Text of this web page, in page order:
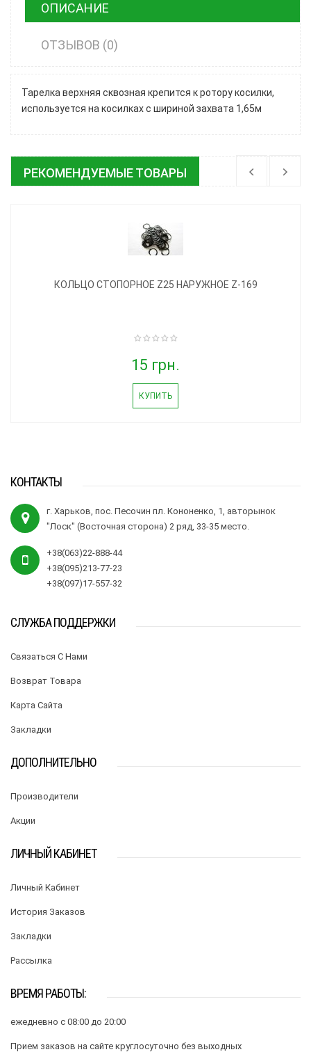
ОПИСАНИЕ
ОТЗЫВОВ (0)
Тарелка верхняя сквозная крепится к ротору косилки,
используется на косилках с шириной захвата 1,65м
РЕКОМЕНДУЕМЫЕ ТОВАРЫ
КОЛЬЦО СТОПОРНОЕ Z25 НАРУЖНОЕ Z-169
15 грн.
КУПИТЬ
КОНТАКТЫ
г. Харьков, пос. Песочин пл. Кононенко, 1, авторынок
"Лоск" (Восточная сторона) 2 ряд, 33-35 место.
+38(063)22-888-44
+38(095)213-77-23
+38(097)17-557-32
СЛУЖБА ПОДДЕРЖКИ
Связаться С Нами
Возврат Товара
Карта Сайта
Закладки
ДОПОЛНИТЕЛЬНО
Производители
Акции
ЛИЧНЫЙ КАБИНЕТ
Личный Кабинет
История Заказов
Закладки
Рассылка
ВРЕМЯ РАБОТЫ:
ежедневно с 08:00 до 20:00
Прием заказов на сайте круглосуточно без выходных